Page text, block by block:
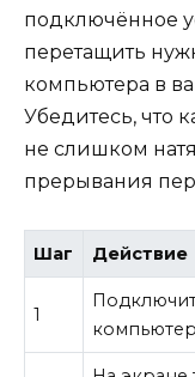
подключённое
перетащить
компьютера в
Убедитесь, что
не слишком
прерывания
Шаг Действие
1